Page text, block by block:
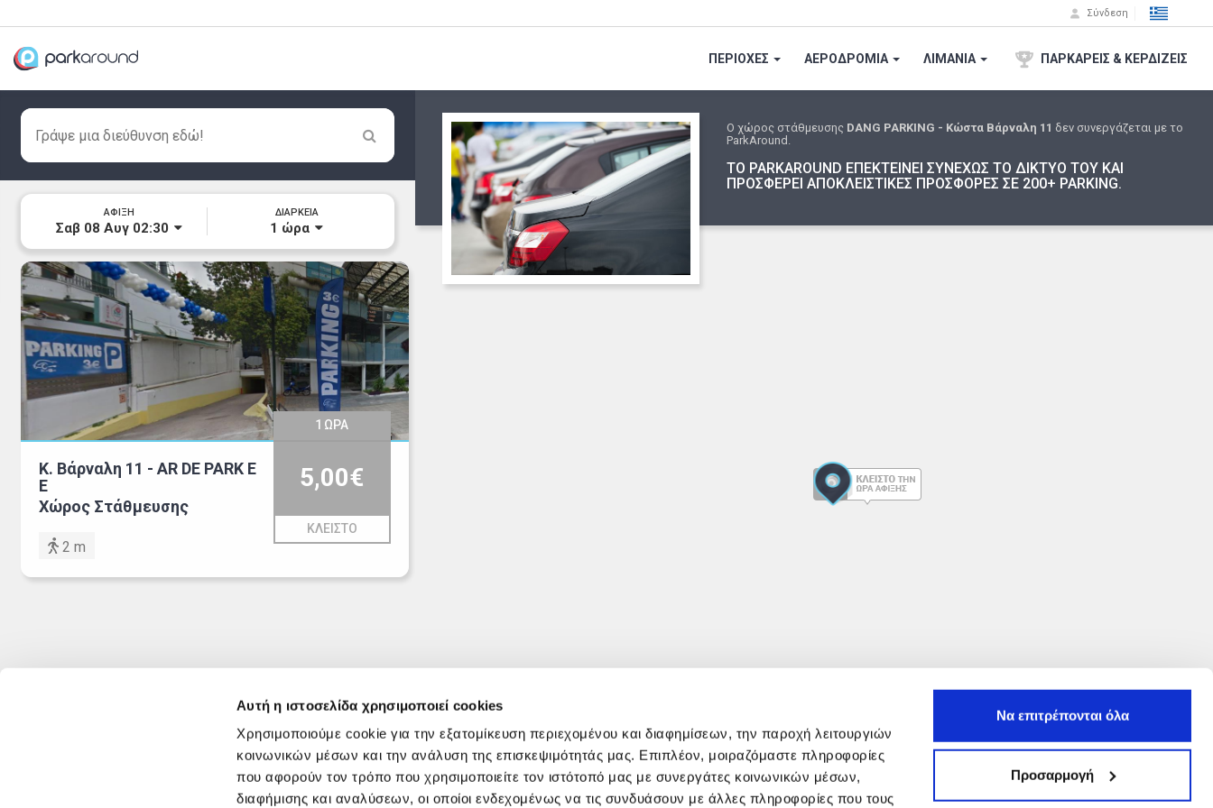
Αυτή η ιστοσελίδα χρησιμοποιεί cookies
Χρησιμοποιούμε cookie για την εξατομίκευση περιεχομένου και διαφημίσεων, την παροχή λειτουργιών
κοινωνικών μέσων και την ανάλυση της επισκεψιμότητάς μας. Επιπλέον, μοιραζόμαστε πληροφορίες
που αφορούν τον τρόπο που χρησιμοποιείτε τον ιστότοπό μας με συνεργάτες κοινωνικών μέσων,
διαφήμισης και αναλύσεων, οι οποίοι ενδεχομένως να τις συνδυάσουν με άλλες πληροφορίες που τους
Να επιτρέπονται όλα
Προσαρμογή
Σύνδεση
ΠΕΡΙΟΧΕΣ ΑΕΡΟΔΡΟΜΙA ΛΙΜΑΝΙΑ ΠΑΡΚΑΡΕΙΣ & ΚΕΡΔΙΖΕΙΣ
Ο χώρος στάθμευσης DANG PARKING - Κώστα Βάρναλη 11 δεν συνεργάζεται με το
ParkAround.
ΤΟ PARKAROUND ΕΠΕΚΤΕΙΝΕΙ ΣΥΝΕΧΩΣ ΤΟ ΔΙΚΤΥΟ ΤΟΥ ΚΑΙ
ΠΡΟΣΦΕΡΕΙ ΑΠΟΚΛΕΙΣΤΙΚΕΣ ΠΡΟΣΦΟΡΕΣ ΣΕ 200+ PARKING.
ΑΦΙΞΗ
Σαβ 08 Αυγ 02:30
ΔΙΑΡΚΕΙΑ
1 ώρα
Κ. Βάρναλη 11 - AR DE PARK Ε
Ε
Χώρος Στάθμευσης
2 m
1 ΩΡΑ
5,00€
ΚΛΕΙΣΤΟ